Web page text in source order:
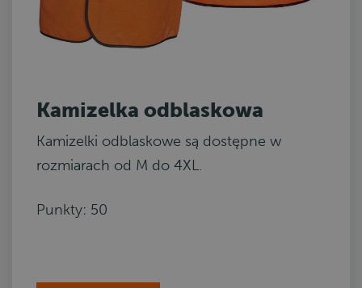
Kamizelka odblaskowa
Kamizelki odblaskowe są dostępne w
rozmiarach od M do 4XL.
Punkty: 50